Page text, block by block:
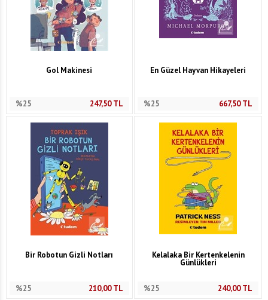
Gol Makinesi
%25 247,50TL
En Güzel Hayvan Hikayeleri
%25 667,50TL
Bir Robotun Gizli Notları
%25 210,00TL
Kelalaka Bir Kertenkelenin
Günlükleri
%25 240,00TL